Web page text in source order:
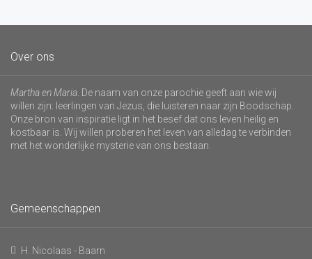
Over ons
Martha en Maria . De naam van onze parochie geeft aan wie wij
willen zijn: leerlingen van Jezus, die luisteren naar zijn Boodschap.
Onze bron van inspiratie ligt in het besef dat ons leven heilig en
kostbaar is. Wij willen proberen het leven van alledag te verbinden
met het wonderlijke mysterie van ons bestaan.
Gemeenschappen
H. Nicolaas - Baarn